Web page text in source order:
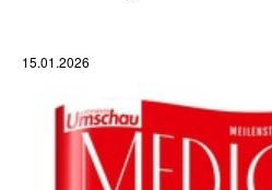
15.01.2026